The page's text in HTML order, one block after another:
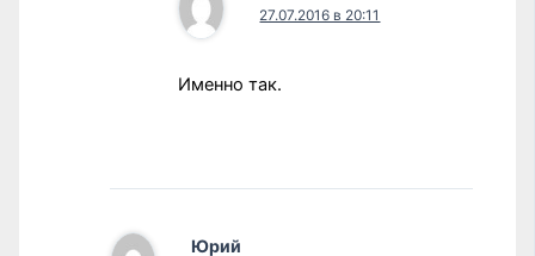
27.07.2016 в 20:11
Именно так.
Юрий